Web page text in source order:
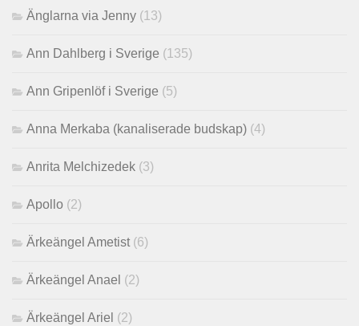
Änglarna via Jenny (13)
Ann Dahlberg i Sverige (135)
Ann Gripenlöf i Sverige (5)
Anna Merkaba (kanaliserade budskap) (4)
Anrita Melchizedek (3)
Apollo (2)
Ärkeängel Ametist (6)
Ärkeängel Anael (2)
Ärkeängel Ariel (2)